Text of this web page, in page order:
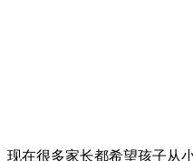
现在很多家长都希望孩子从